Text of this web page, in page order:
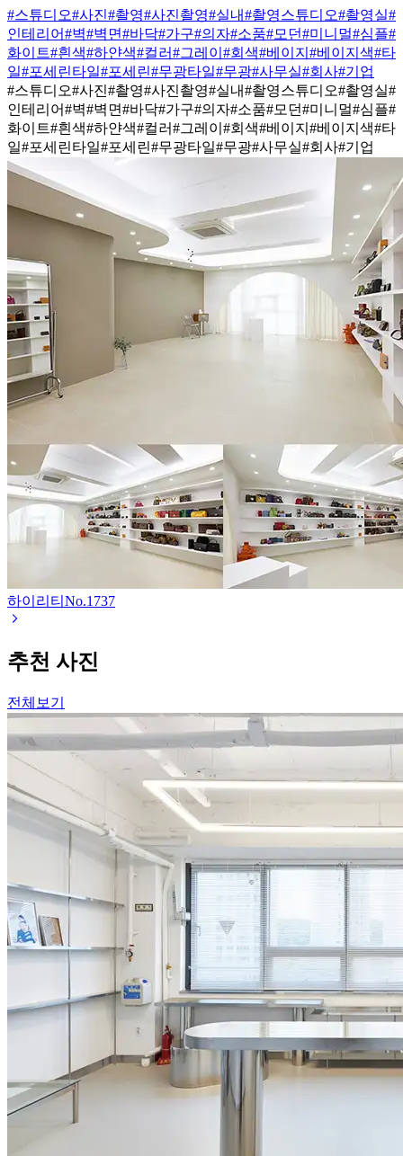
#스튜디오#사진#촬영#사진촬영#실내#촬영스튜디오#촬영실#
인테리어#벽#벽면#바닥#가구#의자#소품#모던#미니멀#심플#
화이트#흰색#하얀색#컬러#그레이 #회색#베이지 #베이지색#타
일#포세린타일#포세린#무광타일#무광#사무실#회사#기업
#스튜디오#사진#촬영#사진촬영#실내#촬영스튜디오#촬영실#
인테리어#벽#벽면#바닥#가구#의자#소품#모던#미니멀#심플#
화이트#흰색#하얀색#컬러#그레이 #회색#베이지 #베이지색#타
일#포세린타일#포세린#무광타일#무광#사무실#회사#기업
하이리티 No.1737
추천 사진
전체보기